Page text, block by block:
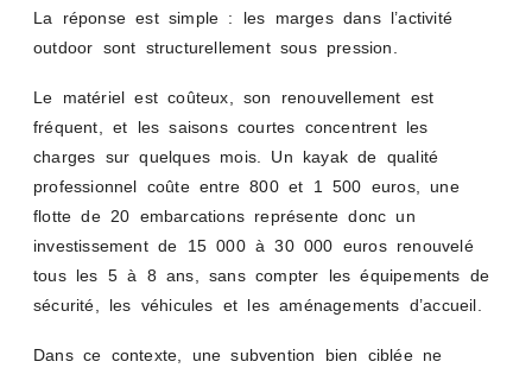
La réponse est simple : les marges dans l’activité
outdoor sont structurellement sous pression.
Le matériel est coûteux, son renouvellement est
fréquent, et les saisons courtes concentrent les
charges sur quelques mois. Un kayak de qualité
professionnel coûte entre 800 et 1 500 euros, une
flotte de 20 embarcations représente donc un
investissement de 15 000 à 30 000 euros renouvelé
tous les 5 à 8 ans, sans compter les équipements de
sécurité, les véhicules et les aménagements d’accueil.
Dans ce contexte, une subvention bien ciblée ne